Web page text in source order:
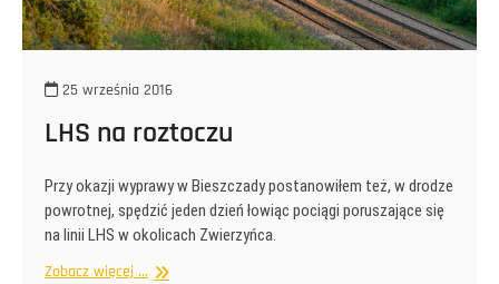
25 września 2016
LHS na roztoczu
Przy okazji wyprawy w Bieszczady postanowiłem też, w drodze
powrotnej, spędzić jeden dzień łowiąc pociągi poruszające się
na linii LHS w okolicach Zwierzyńca.
Zobacz więcej ... LHS